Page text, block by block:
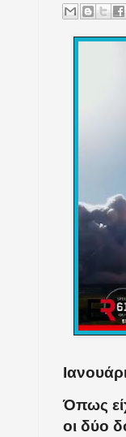
Όπως
οι δύο